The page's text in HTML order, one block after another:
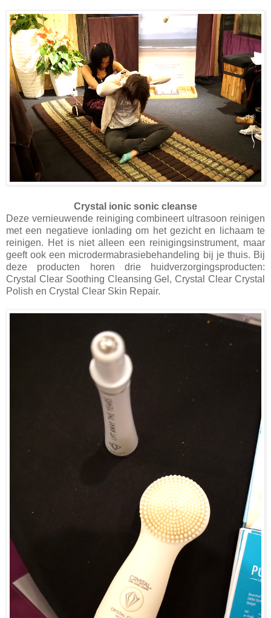
Crystal ionic sonic cleanse
Deze vernieuwende reiniging combineert ultrasoon reinigen
met een negatieve ionlading om het gezicht en lichaam te
reinigen. Het is niet alleen een reinigingsinstrument, maar
geeft ook een microdermabrasiebehandeling bij je thuis. Bij
deze producten horen drie huidverzorgingsproducten:
Crystal Clear Soothing Cleansing Gel, Crystal Clear Crystal
Polish en Crystal Clear Skin Repair.